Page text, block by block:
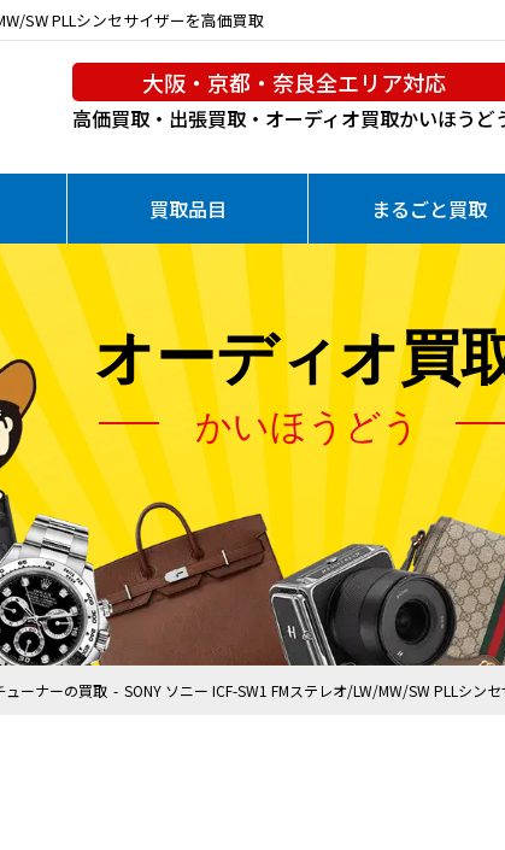
SW PLLシンセサイザーを高価買取
大阪・京都・奈良全エリア対応
高価買取・出張買取・オーディオ買取かいほうど
買取品目 まるごと買取
オーディオ買
かいほうどう
ューナーの買取 SONY ソニー ICF-SW1 FMステレオ/LW/MW/SW PLLシン